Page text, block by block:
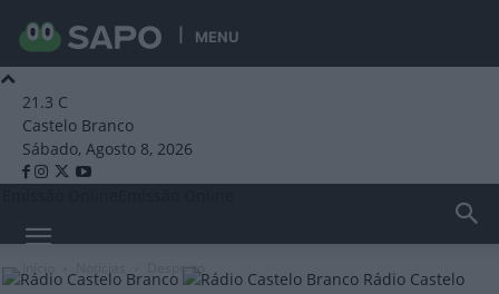
MENU
21.3 C
Castelo Branco
Sábado, Agosto 8, 2026
Rádio Castelo
Desporto